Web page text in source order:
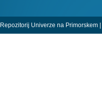
Repozitorij Univerze na Primorskem |